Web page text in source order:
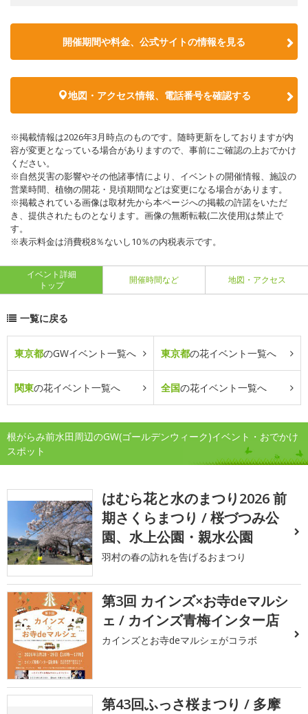
開催期間や料金、公式サイトの情報を見る
地図・アクセス情報、電話番号を確認する
※掲載情報は2026年3月時点のものです。随時更新をしておりますが内
容が変更となっている場合がありますので、事前にご確認の上おでかけ
ください。
※自然災害の影響やその他諸事情により、イベントの開催情報、施設の
営業時間、植物の開花・見頃期間などは変更になる場合があります。
※掲載されている画像は取材先から本ページへの掲載の許諾をいただ
き、提供されたものとなります。画像の無断転載(二次使用)は禁止で
す。
※表示料金は消費税8％ないし10％の内税表示です。
イベント詳細
トップ
開催時間など 地図・アクセス
一覧に戻る
東京都のGWイベント一覧へ 東京都の花イベント一覧へ
関東の花イベント一覧へ 全国の花イベント一覧へ
根がらみ前水田周辺のGW(ゴールデンウィーク)イベント・おでかけ
スポット
はむら花と水のまつり2026 前
期さくらまつり / 桜づつみ公
園、水上公園・親水公園
羽村の春の訪れを告げるおまつり
第3回 カインズ×お寺deマルシ
ェ / カインズ青梅インター店
カインズとお寺deマルシェがコラボ
第43回ふっさ桜まつり / 多摩